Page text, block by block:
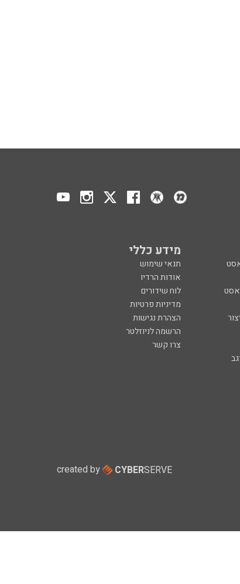
מידע כללי
תנאי שימוש
אודות הרדיו
לוח שידורים
מדיניות פרטיות
הצהרת נגישות
הרשמה לניוזלטר
צרו קשר
created by CYBERSERVE